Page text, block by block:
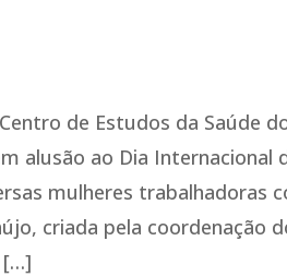
de Estudos da Saúde
alusão ao Dia
mulheres trabalhadoras
criada pela coordenação
[…]